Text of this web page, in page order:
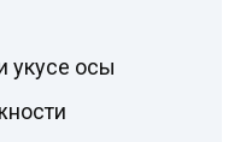
укусе осы